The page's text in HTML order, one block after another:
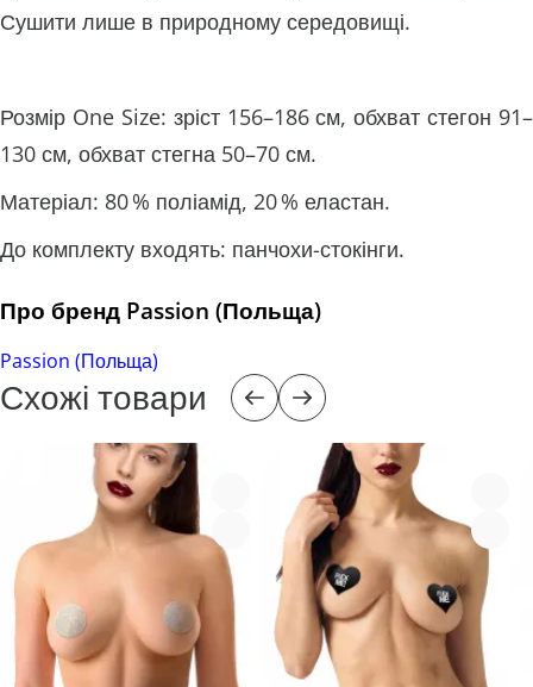
Сушити лише в природному середовищі.
Розмір One Size: зріст 156–186 см, обхват стегон 91–
130 см, обхват стегна 50–70 см.
Матеріал: 80 % поліамід, 20 % еластан.
До комплекту входять: панчохи-стокінги.
Про бренд Passion (Польща)
Passion (Польща)
Схожі товари